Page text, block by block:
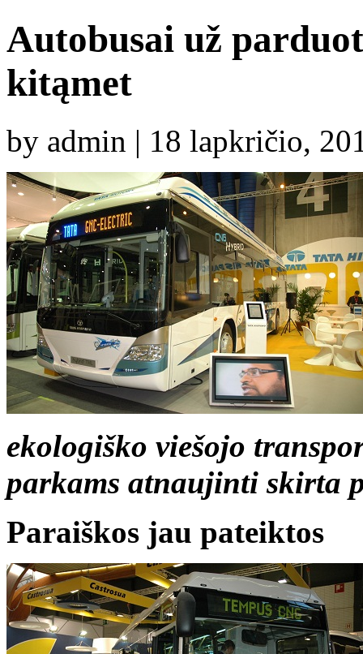
Autobusai už
kitąmet
by admin | 18 lapkričio,
ekologiško viešojo
parkams atnaujinti skirta
Paraiškos jau pateiktos